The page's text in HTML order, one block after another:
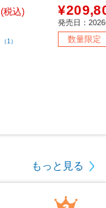
(税込)
（1）
060 8GB]
発売日：
数量限定
もっと見る